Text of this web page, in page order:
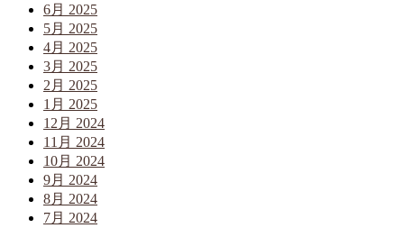
6月 2025
5月 2025
4月 2025
3月 2025
2月 2025
1月 2025
12月 2024
11月 2024
10月 2024
9月 2024
8月 2024
7月 2024